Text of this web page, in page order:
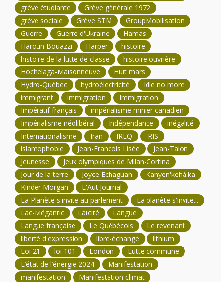
grève étudiante
Grève générale 1972
grève sociale
Grève STM
GroupMobilisation
Guerre
Guerre d'Ukraine
Hamas
Haroun Bouazzi
Harper
histoire
histoire de la lutte de classe
histoire ouvrière
Hochelaga-Maisonneuve
Huit mars
Hydro-Québec
hydroélectricité
Idle no more
immigrant
immigration
Immigration
Impératif français
impérialisme minier canadien
Impérialisme néolibéral
Indépendance
inégalité
Internationalisme
Iran IREQ
IRIS
islamophobie
Jean-François Lisée
Jean-Talon
Jeunesse
Jeux olympiques de Milan-Cortina
Jour de la terre
Joyce Echaguan
Kanyen'kehà:ka
Kinder Morgan
L'Aut'Journal
La Planète s'invite au parlement
La planète s'invite...
Lac-Mégantic
Laïcité
Langue
Langue française
Le Québécois
Le revenant
liberté d'expression
libre-échange
lithium
Loi 21
loi 101 London
Lutte commune
L’état de l’énergie 2024
Manifestation
manifestation
Manifestation climat